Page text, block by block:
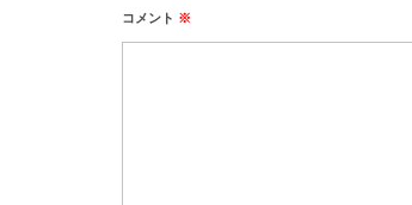
コメント ※